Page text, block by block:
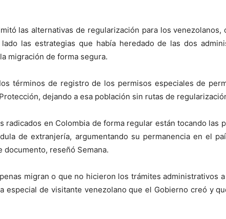
las alternativas de regularización para los venezolanos,
las estrategias que había heredado de las dos
migración de forma segura.
términos de registro de los permisos especiales de
dejando a esa población sin rutas de
radicados en Colombia de forma regular están tocando las
de extranjería, argumentando su permanencia en el
documento, reseñó Semana.
migran o que no hicieron los trámites administrativos
especial de visitante venezolano que el Gobierno creó y